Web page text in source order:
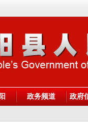
政务频道 政府